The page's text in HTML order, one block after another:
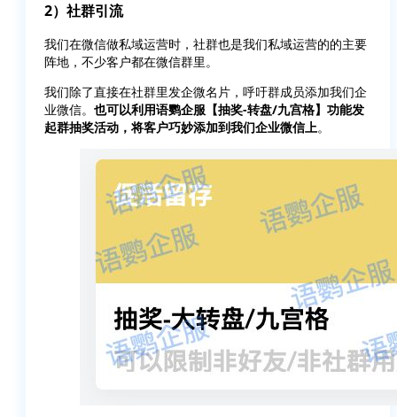
2）社群引流
我们在微信做私域运营时，社群也是我们私域运营的的主要
阵地，不少客户都在微信群里。
我们除了直接在社群里发企微名片，呼吁群成员添加我们企
业微信。 也可以利用语鹦企服【抽奖-转盘/九宫格】功能发
起群抽奖活动，将客户巧妙添加到我们企业微信上。